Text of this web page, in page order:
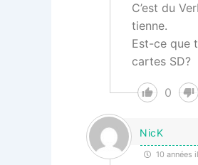
C’est du
tienne.
Est-ce que
cartes SD?
0
NicK
10 années